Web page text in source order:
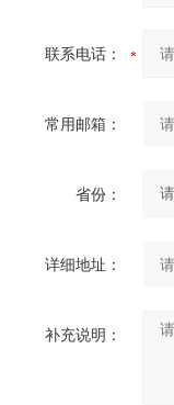
联系电话：
常用邮箱：
省份：
详细地址：
补充说明：